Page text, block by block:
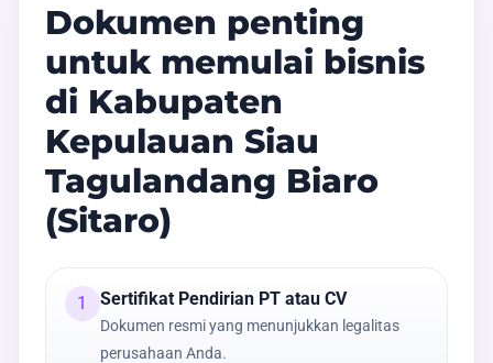
Dokumen penting
untuk memulai bisnis
di Kabupaten
Kepulauan Siau
Tagulandang Biaro
(Sitaro)
1 Sertifikat Pendirian PT atau CV
Dokumen resmi yang menunjukkan legalitas
perusahaan Anda.